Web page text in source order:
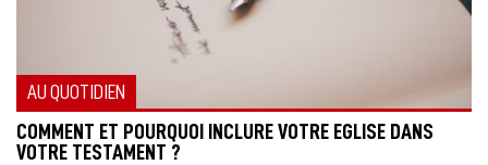
AU QUOTIDIEN
COMMENT ET POURQUOI INCLURE VOTRE EGLISE DANS
VOTRE TESTAMENT ?